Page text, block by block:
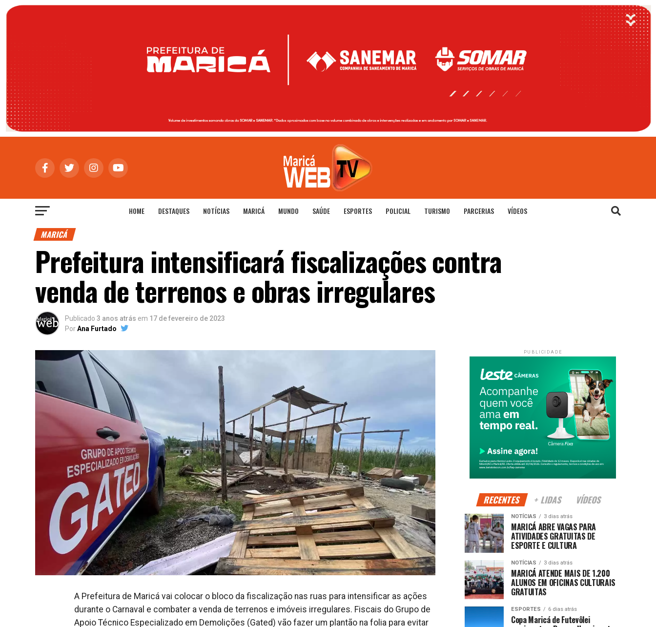
HOME DESTAQUES NOTÍCIAS MARICÁ MUNDO SAÚDE ESPORTES POLICIAL TURISMO PARCERIAS VÍDEOS
MARICÁ
Prefeitura intensificará fiscalizações contra
venda de terrenos e obras irregulares
Publicado 3 anos atrás em 17 de fevereiro de 2023
PorAna Furtado
A Prefeitura de Maricá vai colocar o bloco da fiscalização nas ruas para intensificar as ações
durante o Carnaval e combater a venda de terrenos e imóveis irregulares. Fiscais do Grupo de
Apoio Técnico Especializado em Demolições (Gated) vão fazer um plantão na folia para evitar
PUBLICIDADE
RECENTES + LIDAS VÍDEOS
NOTÍCIAS 3 dias atrás
MARICÁ ABRE VAGAS PARA
ATIVIDADES GRATUITAS DE
ESPORTE E CULTURA
NOTÍCIAS 3 dias atrás
MARICÁ ATENDE MAIS DE 1.200
ALUNOS EM OFICINAS CULTURAIS
GRATUITAS
ESPORTES 6 dias atrás
Copa Maricá de Futevôlei